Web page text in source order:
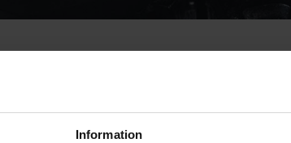
Information